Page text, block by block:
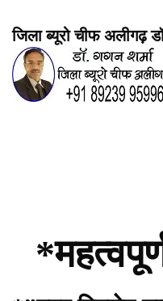
जिला ब्यूरो चीफ अलीगढ़ डॉ